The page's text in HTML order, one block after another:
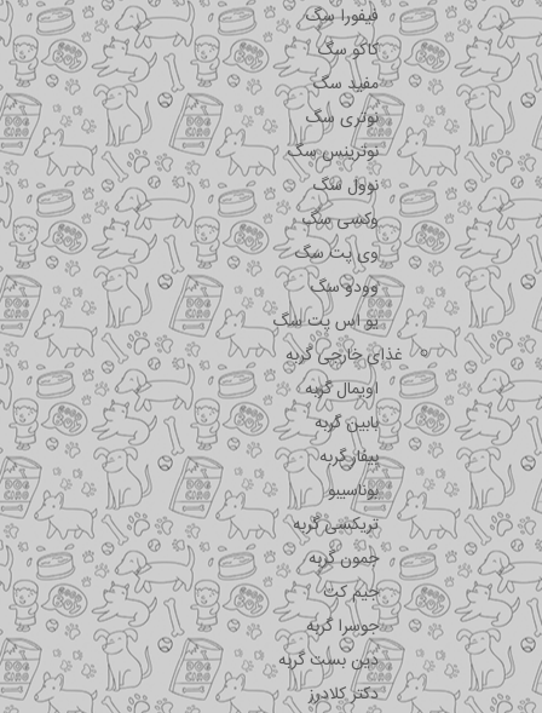
فیفورا سگ
کاکو سگ
مفید سگ
نوتری سگ
نوترینس سگ
نوول سگ
وکسی سگ
وی پت سگ
وودو سگ
یو اس پت سگ
غذای خارجی گربه
اویمال گربه
بابین گربه
بیفار گربه
بوناسیبو
تریکسی گربه
جمون گربه
جیم کت
جوسرا گربه
دین بست گربه
دکتر کلادرز